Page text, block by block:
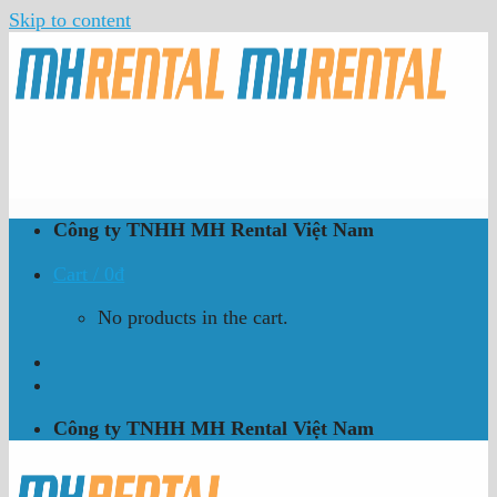
Skip to content
Công ty TNHH MH Rental Việt Nam
Cart / 0₫
No products in the cart.
Công ty TNHH MH Rental Việt Nam